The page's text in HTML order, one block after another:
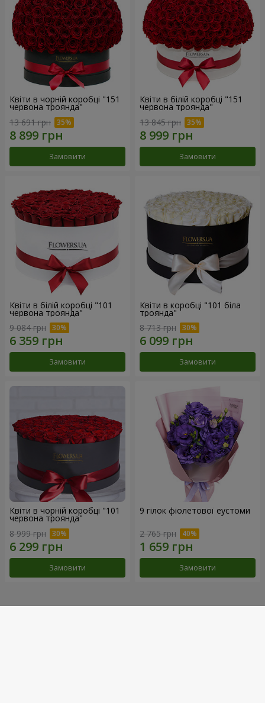
Квіти в чорній коробці "151
червона троянда"
13 691 грн
Замовити
Квіти в білій коробці "151
червона троянда"
13 845 грн
Замовити
Квіти в білій коробці "101
червона троянда"
9 084 грн
Замовити
Квіти в коробці "101 біла
троянда"
8 713 грн
Замовити
Квіти в чорній коробці "101
червона троянда"
8 999 грн
Замовити
9 гілок фіолетової еустоми
2 765 грн
Замовити